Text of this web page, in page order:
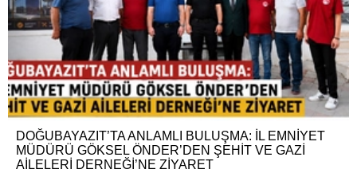
DOĞUBAYAZIT’TA ANLAMLI BULUŞMA: İL EMNİYET
MÜDÜRÜ GÖKSEL ÖNDER’DEN ŞEHİT VE GAZİ
AİLELERİ DERNEĞİ’NE ZİYARET